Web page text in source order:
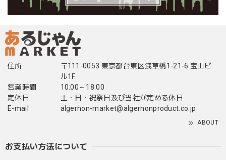
住所
〒111-0053 東京都台東区浅草橋1-21-6 宝山ビ
ル1F
営業時間
10:00～18:00
定休日
土・日・祝祭日及び当社が定める休日
E-mail
algernon-market@algernonproduct.co.jp
ABOUT
お支払い方法について